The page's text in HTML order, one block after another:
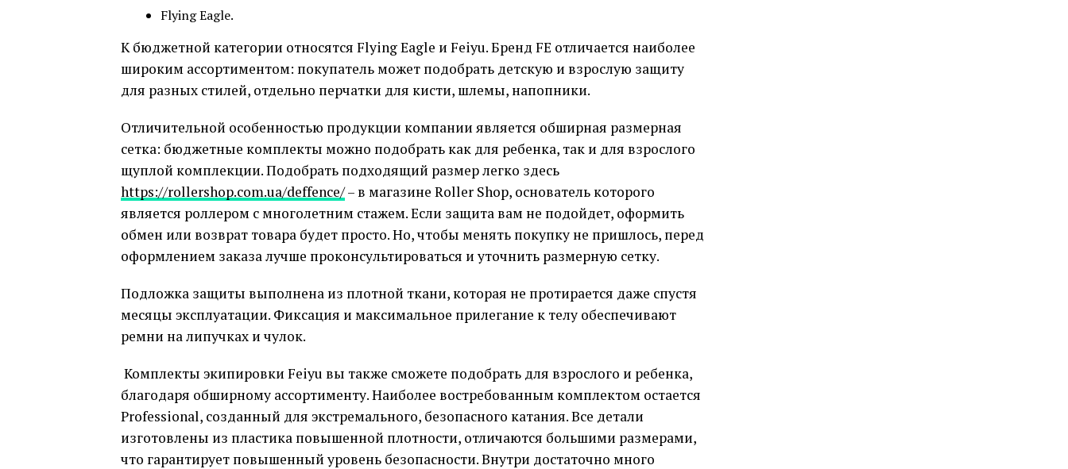
Flying Eagle.
К бюджетной категории относятся Flying Eagle и Feiyu. Бренд FE отличается наиболее
широким ассортиментом: покупатель может подобрать детскую и взрослую защиту
для разных стилей, отдельно перчатки для кисти, шлемы, напопники.
Отличительной особенностью продукции компании является обширная размерная
сетка: бюджетные комплекты можно подобрать как для ребенка, так и для взрослого
щуплой комплекции. Подобрать подходящий размер легко здесь
https://rollershop.com.ua/deffence/– в магазине Roller Shop, основатель которого
является роллером с многолетним стажем. Если защита вам не подойдет, оформить
обмен или возврат товара будет просто. Но, чтобы менять покупку не пришлось, перед
оформлением заказа лучше проконсультироваться и уточнить размерную сетку.
Подложка защиты выполнена из плотной ткани, которая не протирается даже спустя
месяцы эксплуатации. Фиксация и максимальное прилегание к телу обеспечивают
ремни на липучках и чулок.
Комплекты экипировки Feiyu вы также сможете подобрать для взрослого и ребенка,
благодаря обширному ассортименту. Наиболее востребованным комплектом остается
Professional, созданный для экстремального, безопасного катания. Все детали
изготовлены из пластика повышенной плотности, отличаются большими размерами,
что гарантирует повышенный уровень безопасности. Внутри достаточно много